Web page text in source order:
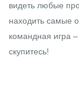
видеть любые
находить самые
командная игра
скупитесь!